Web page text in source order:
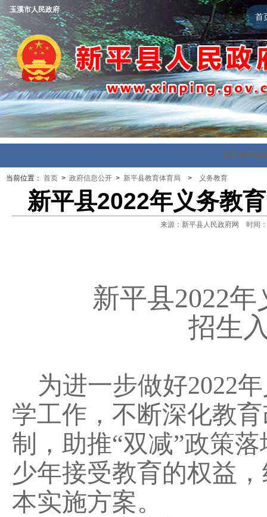
首
玉溪市人民政府
首页 政府信
当前位置： 首页 > 政府信息公开 > 新平县教育体育局 > 义务教育
新平县2022年义务教
来源：新平县人民政府网 时间
新平县2022年
招生
为进一步做好2022
学工作，不断深化教
制，助推“双减”政策
少年接受教育的权益
本实施方案。